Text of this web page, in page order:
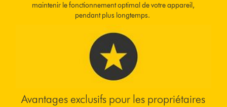
maintenir le fonctionnement optimal de votre appareil,
pendant plus longtemps.
Avantages exclusifs pour les propriétaires